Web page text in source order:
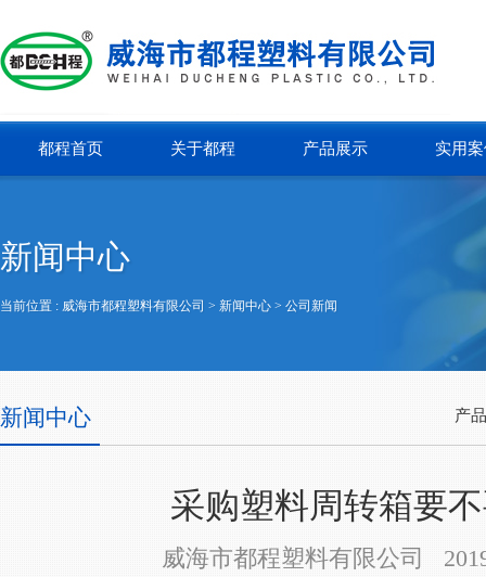
都程首页 关于都程 产品展示 实用
新闻中心
当前位置 : 威海市都程塑料有限公司 > 新闻中心 > 公司新闻
新闻中心 产
采购塑料周转箱要
威海市都程塑料有限公司